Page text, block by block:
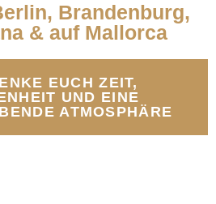
Brandenburg,
& auf Mallorca
EUCH ZEIT,
UND EINE
ATMOSPHÄRE